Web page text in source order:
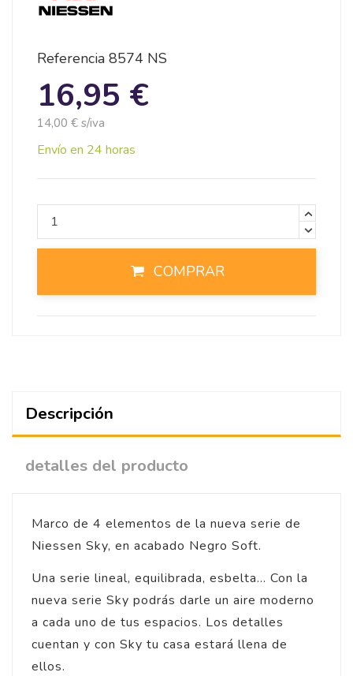
Referencia 8574 NS
16,95 €
14,00 € s/iva
Envío en 24 horas
COMPRAR
Descripción
detalles del producto
Marco de 4 elementos de la nueva serie de
Niessen Sky, en acabado Negro Soft.
Una serie lineal, equilibrada, esbelta... Con la
nueva serie Sky podrás darle un aire moderno
a cada uno de tus espacios. Los detalles
cuentan y con Sky tu casa estará llena de
ellos.